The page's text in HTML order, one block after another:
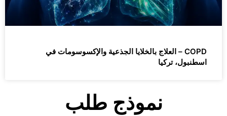
COPD – العلاج بالخلايا الجذعية والإكسوسومات في
اسطنبول، تركيا
نموذج طلب